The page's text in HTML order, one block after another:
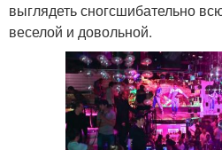
выглядеть сногсшибательно
веселой и довольной.